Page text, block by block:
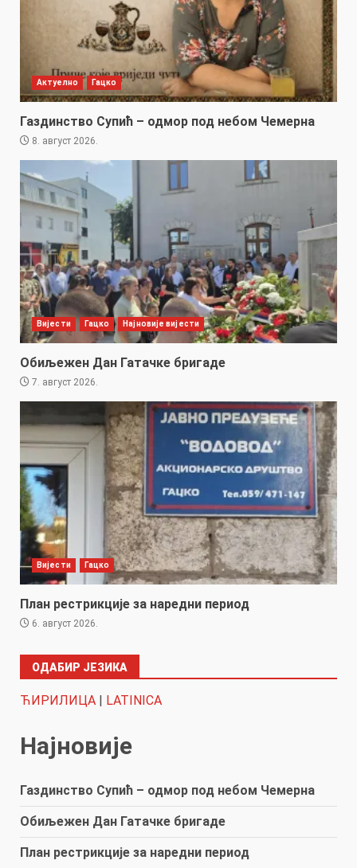
Актуелно Гацко
Газдинство Супић – одмор под небом Чемерна
8. август 2026.
Вијести Гацко Најновије вијести
Обиљежен Дан Гатачке бригаде
7. август 2026.
Вијести Гацко
План рестрикције за наредни период
6. август 2026.
ОДАБИР ЈЕЗИКА
ЋИРИЛИЦА | LATINICA
Најновије
Газдинство Супић – одмор под небом Чемерна
Обиљежен Дан Гатачке бригаде
План рестрикције за наредни период